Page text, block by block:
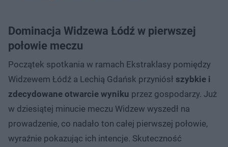
Dominacja Widzewa Łódź w pierwszej
połowie meczu
Początek spotkania w ramach Ekstraklasy pomiędzy
Widzewem Łódź a Lechią Gdańsk przyniósł szybkie i
zdecydowane otwarcie wyniku przez gospodarzy. Już
w dziesiątej minucie meczu Widzew wyszedł na
prowadzenie, co nadało ton całej pierwszej połowie,
wyraźnie pokazując ich intencje. Skuteczność